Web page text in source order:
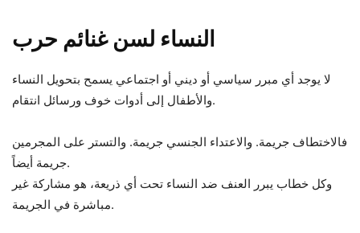
النساء لسن غنائم حرب
لا يوجد أي مبرر سياسي أو ديني أو اجتماعي يسمح بتحويل النساء
والأطفال إلى أدوات خوف ورسائل انتقام.
فالاختطاف جريمة. والاعتداء الجنسي جريمة. والتستر على المجرمين
جريمة أيضاً.
وكل خطاب يبرر العنف ضد النساء تحت أي ذريعة، هو مشاركة غير
مباشرة في الجريمة.